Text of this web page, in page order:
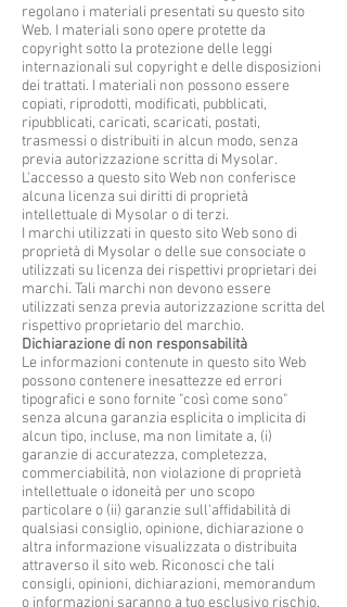
regolano i materiali presentati su questo sito
Web. I materiali sono opere protette da
copyright sotto la protezione delle leggi
internazionali sul copyright e delle disposizioni
dei trattati. I materiali non possono essere
copiati, riprodotti, modificati, pubblicati,
ripubblicati, caricati, scaricati, postati,
trasmessi o distribuiti in alcun modo, senza
previa autorizzazione scritta di Mysolar.
L'accesso a questo sito Web non conferisce
alcuna licenza sui diritti di proprietà
intellettuale di Mysolar o di terzi.
I marchi utilizzati in questo sito Web sono di
proprietà di Mysolar o delle sue consociate o
utilizzati su licenza dei rispettivi proprietari dei
marchi. Tali marchi non devono essere
utilizzati senza previa autorizzazione scritta del
rispettivo proprietario del marchio.
Dichiarazione di non responsabilità
Le informazioni contenute in questo sito Web
possono contenere inesattezze ed errori
tipografici e sono fornite "così come sono"
senza alcuna garanzia esplicita o implicita di
alcun tipo, incluse, ma non limitate a, (i)
garanzie di accuratezza, completezza,
commerciabilità, non violazione di proprietà
intellettuale o idoneità per uno scopo
particolare o (ii) garanzie sull'affidabilità di
qualsiasi consiglio, opinione, dichiarazione o
altra informazione visualizzata o distribuita
attraverso il sito web. Riconosci che tali
consigli, opinioni, dichiarazioni, memorandum
o informazioni saranno a tuo esclusivo rischio.